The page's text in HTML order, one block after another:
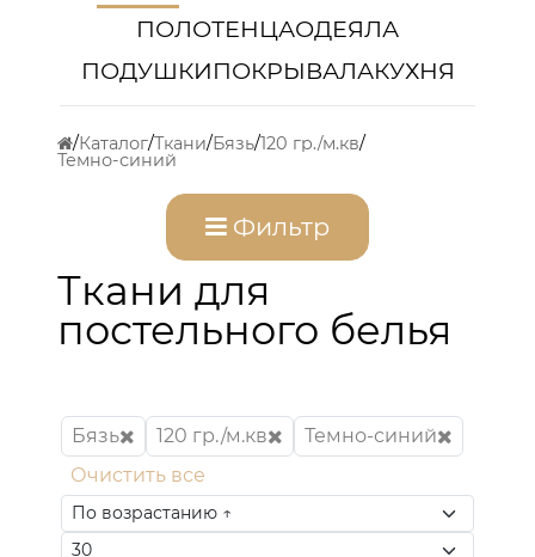
ПОЛОТЕНЦАОДЕЯЛА
ПОДУШКИПОКРЫВАЛАКУХНЯ
Каталог Ткани Бязь 120 гр./м.кв
Темно-синий
Фильтр
Ткани для
постельного белья
Бязь 120 гр./м.кв
Темно-синий
Очистить все